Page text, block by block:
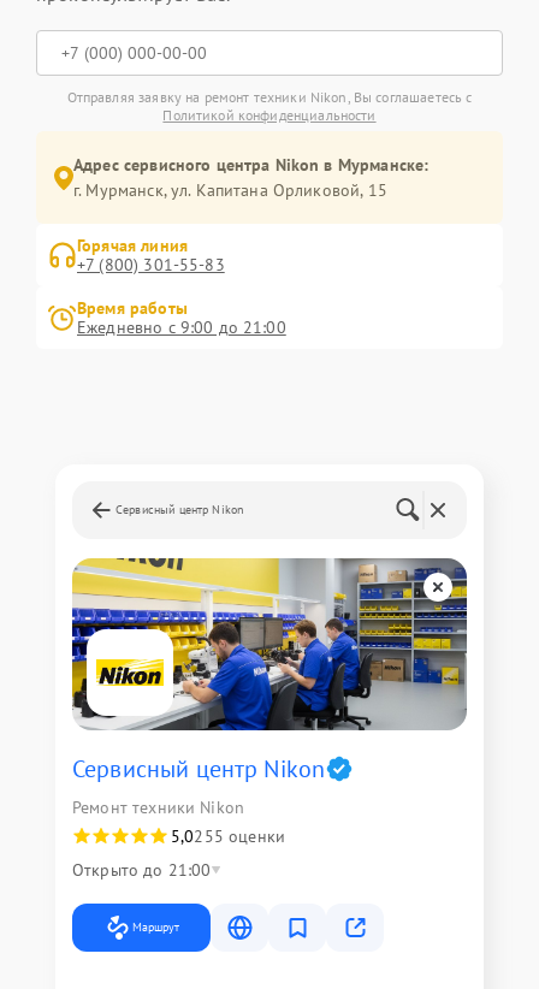
Отправляя заявку на ремонт техники Nikon, Вы соглашаетесь с
Политикой конфиденциальности
Адрес сервисного центра Nikon в Мурманске:
г. Мурманск, ул. Капитана Орликовой, 15
Горячая линия
+7 (800) 301-55-83
Время работы
Ежедневно с 9:00 до 21:00
Сервисный центр Nikon
Сервисный центр Nikon
Ремонт техники Nikon
5,0255 оценки
Открыто до 21:00
Маршрут